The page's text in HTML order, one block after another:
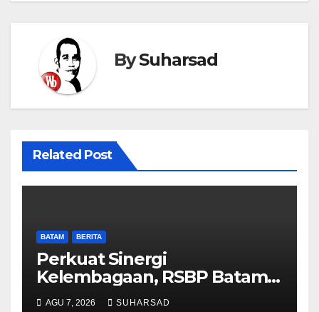
BySuharsad
Related Post
BATAM BERITA
Perkuat Sinergi
Kelembagaan, RSBP Batam
dan BPOM Pastikan
AGU 7, 2026 SUHARSAD